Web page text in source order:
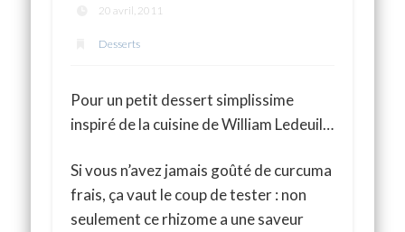
20 avril, 2011
Desserts
Pour un petit dessert simplissime
inspiré de la cuisine de William Ledeuil…
Si vous n’avez jamais goûté de curcuma
frais, ça vaut le coup de tester : non
seulement ce rhizome a une saveur